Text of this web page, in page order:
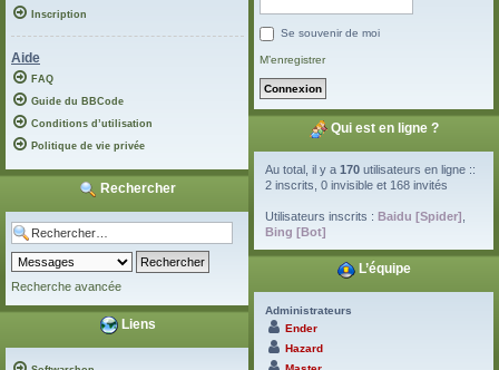
Inscription
Aide
FAQ
Guide du BBCode
Conditions d’utilisation
Politique de vie privée
Rechercher
Recherche avancée
Liens
Se souvenir de moi
M’enregistrer
Qui est en ligne ?
Au total, il y a170 utilisateurs en ligne ::
2 inscrits, 0 invisible et 168 invités
Utilisateurs inscrits :Baidu [Spider]
Bing [Bot]
L’équipe
Administrateurs
Ender
Hazard